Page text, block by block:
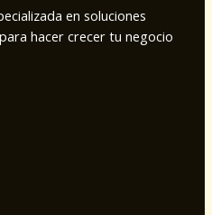
en soluciones
hacer crecer tu negocio